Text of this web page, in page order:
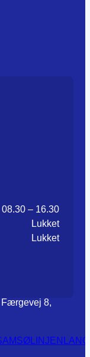
08.30 – 16.30
Lukket
Lukket
8,